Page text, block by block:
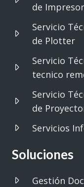
de
Servicio
de Plotter
Servicio
tecnico
Servicio
de
Servicios
Soluciones
Gestión